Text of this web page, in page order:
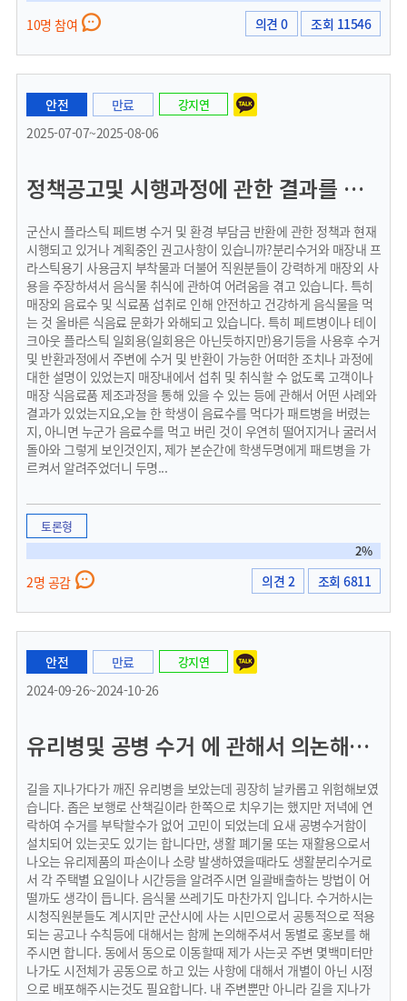
10명 참여 의견 0 조회 11546
안전
만료
2025-07-07~2025-08-06
강지연
정책공고및 시행과정에 관한 결과를 알고싶습니다.
군산시 플라스틱 페트병 수거 및 환경 부담금 반환에 관한 정책과 현재
시행되고 있거나 계획중인 권고사항이 있습니까?분리수거와 매장내 프
라스틱용기 사용금지 부착물과 더불어 직원분들이 강력하게 매장외 사
용을 주장하셔서 음식물 취식에 관하여 어려움을 겪고 있습니다. 특히
매장외 음료수 및 식료품 섭취로 인해 안전하고 건강하게 음식물을 먹
는 것 올바른 식음료 문화가 와해되고 있습니다. 특히 페트병이나 테이
크아웃 플라스틱 일회용(일회용은 아닌듯하지만)용기등을 사용후 수거
및 반환과정에서 주변에 수거 및 반환이 가능한 어떠한 조치나 과정에
대한 설명이 있었는지 매장내에서 섭취 및 취식할 수 없도록 고객이나
매장 식음료품 제조과정을 통해 있을 수 있는 등에 관해서 어떤 사례와
결과가 있었는지요,오늘 한 학생이 음료수를 먹다가 패트병을 버렸는
지, 아니면 누군가 음료수를 먹고 버린 것이 우연히 떨어지거나 굴러서
돌아와 그렇게 보인것인지, 제가 본순간에 학생두명에게 패트병을 가
르켜서 알려주었더니 두명...
토론형
2%
2명 공감 의견 2 조회 6811
안전
만료
2024-09-26~2024-10-26
강지연
유리병및 공병 수거 에 관해서 의논해주시고 알려주시면 합니다.
길을 지나가다가 깨진 유리병을 보았는데 굉장히 날카롭고 위험해보였
습니다. 좁은 보행로 산책길이라 한쪽으로 치우기는 했지만 저녁에 연
락하여 수거를 부탁할수가 없어 고민이 되었는데 요새 공병수거함이
설치되어 있는곳도 있기는 합니다만, 생활 폐기물 또는 재활용으로서
나오는 유리제품의 파손이나 소량 발생하였을때라도 생활분리수거로
서 각 주택별 요일이나 시간등을 알려주시면 일괄배출하는 방법이 어
떨까도 생각이 듭니다. 음식물 쓰레기도 마찬가지 입니다. 수거하시는
시청직원분들도 계시지만 군산시에 사는 시민으로서 공통적으로 적용
되는 공고나 수칙등에 대해서는 함께 논의해주셔서 동별로 홍보를 해
주시면 합니다. 동에서 동으로 이동할때 제가 사는곳 주변 몇백미터만
나가도 시전체가 공동으로 하고 있는 사항에 대해서 개별이 아닌 시정
으로 배포해주시는것도 필요합니다. 내 주변뿐만 아니라 길을 지나가